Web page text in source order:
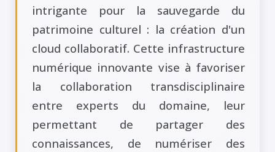
intrigante pour la sauvegarde du
patrimoine culturel : la création d'un
cloud collaboratif. Cette infrastructure
numérique innovante vise à favoriser
la collaboration transdisciplinaire
entre experts du domaine, leur
permettant de partager des
connaissances, de numériser des